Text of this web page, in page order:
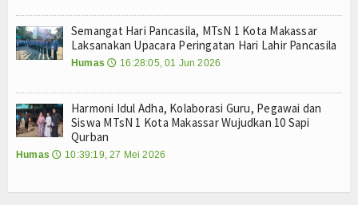
Layanan BK
E-Jadwal
Perpustakaan Digital
Survey Kepuasan Layanan Publik
E-Komite
Lab-IPA
Semangat Hari Pancasila, MTsN 1 Kota Makassar
Laksanakan Upacara Peringatan Hari Lahir Pancasila
Humas 🕔 16:28:05, 01 Jun 2026
Harmoni Idul Adha, Kolaborasi Guru, Pegawai dan
Siswa MTsN 1 Kota Makassar Wujudkan 10 Sapi
Qurban
Humas 🕔 10:39:19, 27 Mei 2026